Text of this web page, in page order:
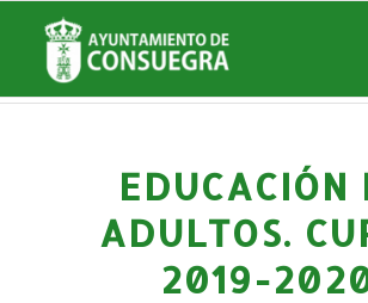
Noticias
Usted está aquí: Inicio / Noticias
Educación de Adultos. Curso 2019-2020
EDUCACIÓN
ADULTOS.
2019-